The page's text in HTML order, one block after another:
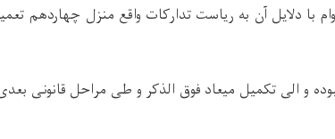
و الی تکمیل میعاد فوق الذکر و طی مراحل قانونی